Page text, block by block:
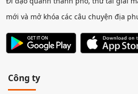
mới và mở khóa các câu chuyện địa
Công ty